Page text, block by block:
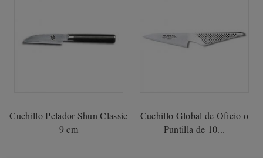
Cuchillo Pelador Shun Classic
9 cm
Cuchillo Global de Oficio o
Puntilla de 10...